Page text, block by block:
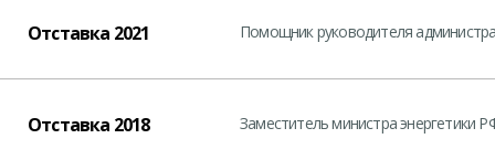
Отставка 2021 Помощник руководителя
Отставка 2018 Заместитель министра энергетики